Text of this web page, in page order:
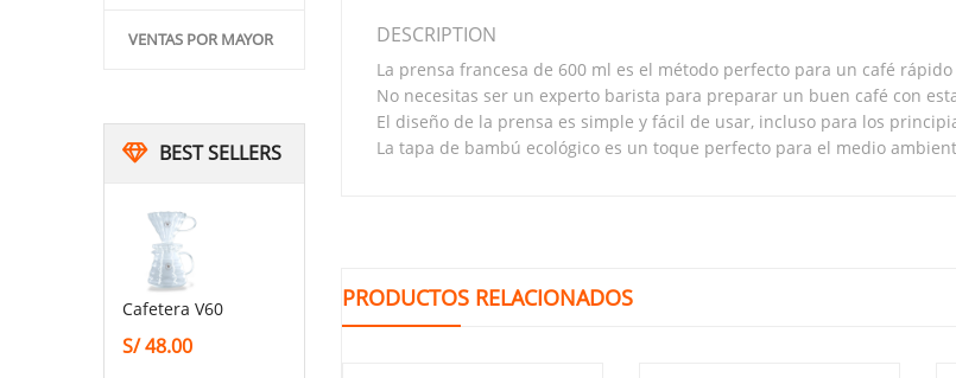
VENTAS POR MAYOR
BEST SELLERS
Cafetera V60
S/48.00
DESCRIPTION
La prensa francesa de 600 ml es el método perfecto para un café
No necesitas ser un experto barista para preparar un buen café con
El diseño de la prensa es simple y fácil de usar, incluso para los
La tapa de bambú ecológico es un toque perfecto para el medio
PRODUCTOS RELACIONADOS